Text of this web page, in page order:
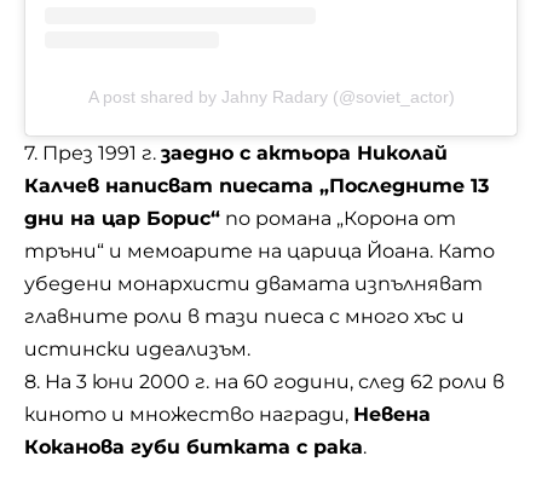
A post shared by Jahny Radary (@soviet_actor)
7. През 1991 г. заедно с актьора Николай
Калчев написват пиесата „Последните 13
дни на цар Борис“ по романа „Корона от
тръни“ и мемоарите на царица Йоана. Като
убедени монархисти двамата изпълняват
главните роли в тази пиеса с много хъс и
истински идеализъм.
8. На 3 юни 2000 г. на 60 години, след 62 роли в
киното и множество награди, Невена
Коканова губи битката с рака.